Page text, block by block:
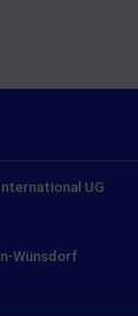
UG
Wünsdorf